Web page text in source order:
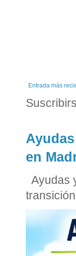
Entrada más
en
Ayudas